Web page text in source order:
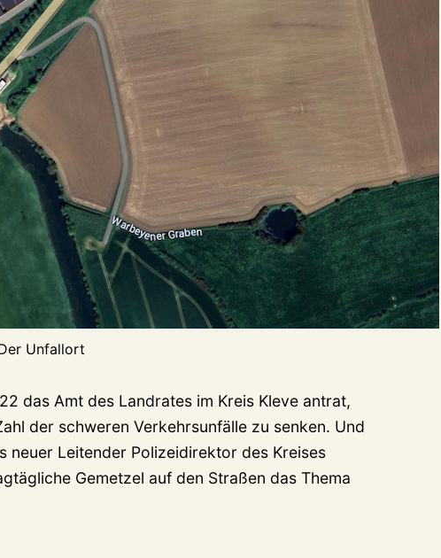
Unfallort
das Amt des Landrates im Kreis Kleve antrat,
der schweren Verkehrsunfälle zu senken. Und
neuer Leitender Polizeidirektor des Kreises
Gemetzel auf den Straßen das Thema